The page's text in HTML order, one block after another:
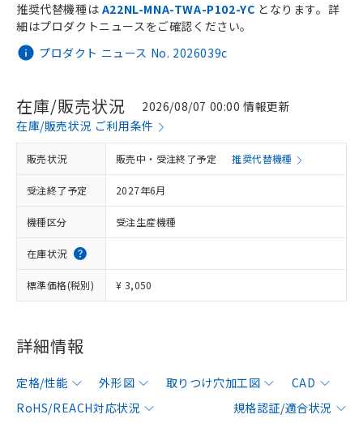
プロダクト ニュース No. 2026039c
推奨代替機種は A22NL-MNA-TWA-P102-YC となります。詳
細はプロダクトニュースをご確認ください。
在庫/販売状況
2026/08/07 00:00 情報更新
在庫/販売状況 ご利用条件
販売状況 販売中・受注終了予定 推奨代替機種
受注終了予定 2027年6月
機種区分 受注生産機種
在庫状況
標準価格(税別) ¥ 3,050
詳細情報
定格/性能 外形図 取りつけ穴加工図
CAD
RoHS/REACH対応状況
規格認証/適合状況